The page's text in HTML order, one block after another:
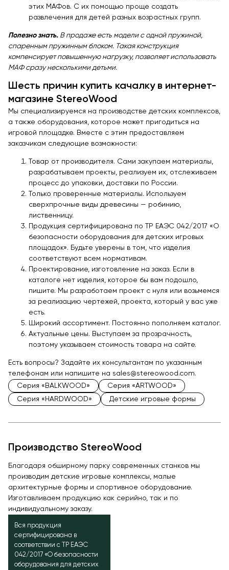
этих МАФов. С их помощью проще создать
развлечения для детей разных возрастных групп.
Полезно знать. В продаже есть модели с одной пружиной,
спаренным пружинным блоком. Такая конструкция
компенсирует повышенную нагрузку, позволяет использовать
МАФ сразу несколькими детьми.
Шесть причин купить качалку в интернет-
магазине StereoWood
Мы специализируемся на производстве детских комплексов,
а также оборудования, которое может пригодиться на
игровой площадке. Вместе с этим предоставляем
заказчикам следующие возможности:
Товар от производителя. Сами закупаем материалы,
разрабатываем проекты, реализуем их, отслеживаем
процесс до упаковки, доставки по России.
Только проверенные материалы. Используем
сверхпрочные виды древесины — робинию,
лиственницу.
Продукция сертифицирована по ТР ЕАЭС 042/2017 «О
безопасности оборудования для детских игровых
площадок». Будьте уверены в том, что изделия
соответствуют всем нормативам.
Проектирование, изготовление на заказ. Если в
каталоге нет изделия, которое бы вам подошло,
пишите. Мы разработаем проект с нуля или возьмемся
за реализацию чертежей, проекта, который у вас уже
есть.
Широкий ассортимент. Постоянно пополняем каталог.
Актуальные цены. Выступаем за прозрачность,
поэтому указываем стоимость товара на сайте.
Есть вопросы? Задайте их консультантам по указанным
телефонам или напишите на sales@stereowood.com.
Серия «BALKWOOD»
Серия «ARTWOOD»
Серия «HARDWOOD»
Детские игровые формы
Производство StereoWood
Благодаря обширному парку современных станков мы
производим детские игровые комплексы, малые
архитектурные формы и спортивное оборудование.
Изготавливаем продукцию как серийно, так и по
индивидуальному заказу.
Вся продукция
сертифицирована в
соответствии с ТР ЕАЭС
042/2017 «О безопасности
оборудования для детских